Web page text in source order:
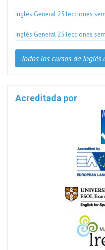
Inglés General 25 lecciones
Inglés General 25 lecciones
Todos los cursos de Inglés
Acreditada por